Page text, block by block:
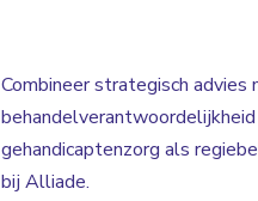
Combineer strategisch advies
gehandicaptenzorg als
bij Alliade.